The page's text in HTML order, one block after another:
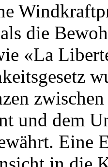
die
«La
und dem
Eine